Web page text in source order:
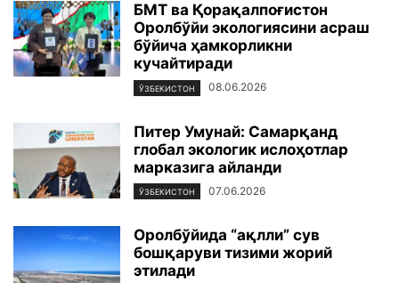
БМТ ва Қорақалпоғистон
Оролбўйи экологиясини асраш
бўйича ҳамкорликни
кучайтиради
ЎЗБЕКИСТОН 08.06.2026
Питер Умунай: Самарқанд
глобал экологик ислоҳотлар
марказига айланди
ЎЗБЕКИСТОН 07.06.2026
Оролбўйида “ақлли” сув
бошқаруви тизими жорий
этилади